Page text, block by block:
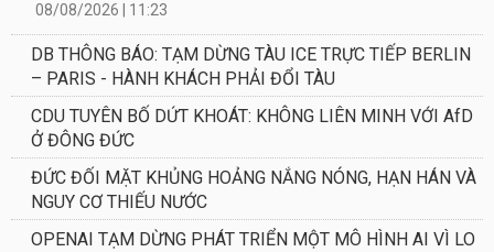
08/08/2026 | 11:23
DB THÔNG BÁO: TẠM DỪNG TÀU ICE TRỰC TIẾP BERLIN
– PARIS - HÀNH KHÁCH PHẢI ĐỔI TÀU
CDU TUYÊN BỐ DỨT KHOÁT: KHÔNG LIÊN MINH VỚI AfD
Ở ĐÔNG ĐỨC
ĐỨC ĐỐI MẶT KHỦNG HOẢNG NẮNG NÓNG, HẠN HÁN VÀ
NGUY CƠ THIẾU NƯỚC
OPENAI TẠM DỪNG PHÁT TRIỂN MỘT MÔ HÌNH AI VÌ LO